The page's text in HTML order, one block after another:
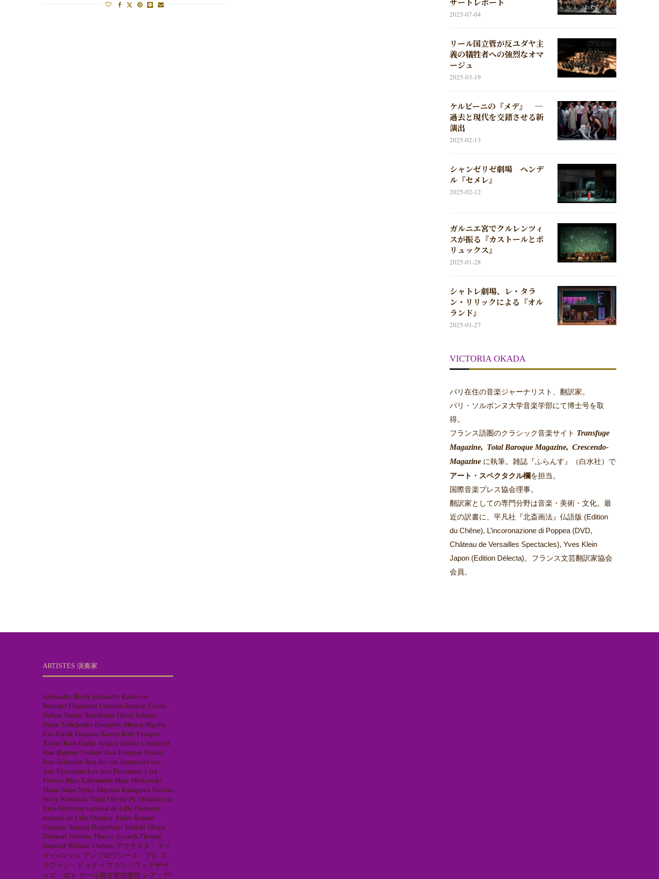
2025-07-04
リール国立管が反ユダヤ主
義の犠牲者への強烈なオマ
ージュ
2025-03-19
ケルビーニの『メデ』 ─
過去と現代を交錯させる新
演出
2025-02-13
シャンゼリゼ劇場 ヘンデ
ル『セメレ』
2025-02-12
ガルニエ宮でクルレンツィ
スが振る『カストールとポ
リュックス』
2025-01-28
シャトレ劇場、レ・タラ
ン・リリックによる『オル
ランド』
2025-01-27
VICTORIA OKADA
パリ在住の音楽ジャーナリスト、翻訳家。
パリ・ソルボンヌ大学音楽学部にて博士号を取
得。
フランス語圏のクラシック音楽サイト Transfuge
Magazine, Total Baroque Magazine, Crescendo-
Magazine に執筆。 雑誌『ふらんす』（白水社）で
アート・スペクタクル欄を担当。
国際音楽プレス協会理事。
翻訳家としての専門分野は音楽・美術・文化。最
近の訳書に、平凡社『北斎画法』仏語版 (Edition
du Chêne), L’incoronazione di Poppea (DVD,
Château de Versailles Spectacles), Yves Klein
Japon (Edition Délecta)。フランス文芸翻訳家協会
会員。
ARTISTES 演奏家
Alexandre Bloch Alexandre Kantorow
Bertrand Chamayou Caroline Jestaedt Cyrille
Dubois Daniel Barenboim David Salmon
Diana Tishchenko Ensemble Musica Nigella
Eva Zaïcik François-Xavier Roth François-
Xavier Roth Gaëlle Arquez Hélène Carpentier
Jean-Baptiste Fonlupt Jean-François Heisser
Jean-Sébastien Bou Jos van Immerseel Les
Arts Florissants Les Arts Florissants Liya
Petrova Marc Labonnette Marc Minkowski
Marie-Ange Nguci Mayumi Kanagawa Nicolas
Stavy Nobuyuki Tsujii Olivier Py Orchestre de
Paris Orchestre national de Lille Orchestre
national de Lille Quatuor Ardeo Renaud
Capuçon Samuel Hengebaert Shuichi Okada
Takénori Némoto Thierry Escaich Thomas
Dunford William Christie アウグスタ・マッ
ケイ=ロッジ アンブロワジーヌ・ブレ ス
テファン・ドゥグー フランソワ＝グザヴ
ィエ・ロト リール国立管弦楽団 レア・デ